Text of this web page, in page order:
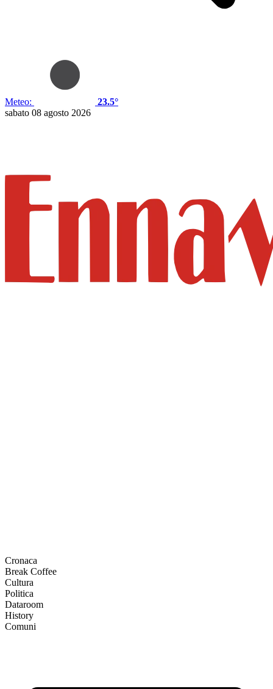
Meteo:
23.5°
sabato 08 agosto 2026
Cronaca
Break Coffee
Cultura
Politica
Dataroom
History
Comuni